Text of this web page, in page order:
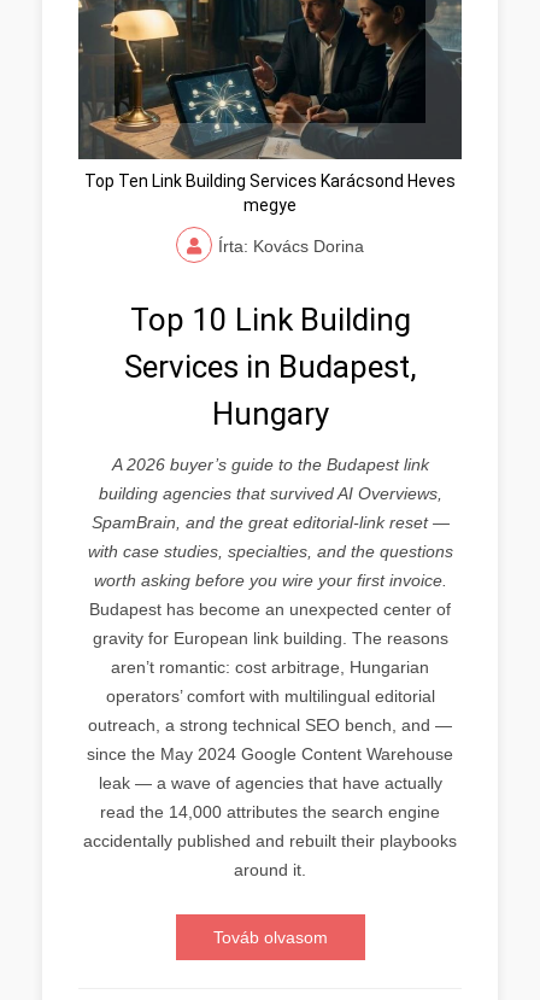
Top Ten Link Building Services Karácsond Heves
megye
Írta: Kovács Dorina
Top 10 Link Building
Services in Budapest,
Hungary
A 2026 buyer’s guide to the Budapest link
building agencies that survived AI Overviews,
SpamBrain, and the great editorial-link reset —
with case studies, specialties, and the questions
worth asking before you wire your first invoice.
Budapest has become an unexpected center of
gravity for European link building. The reasons
aren’t romantic: cost arbitrage, Hungarian
operators’ comfort with multilingual editorial
outreach, a strong technical SEO bench, and —
since the May 2024 Google Content Warehouse
leak — a wave of agencies that have actually
read the 14,000 attributes the search engine
accidentally published and rebuilt their playbooks
around it.
Továb olvasom